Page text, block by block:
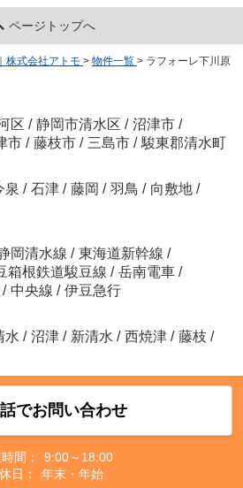
ページトップへ
株式会社アトモ > 物件一覧 > ラフォーレ下川原
区 / 静岡市清水区 / 沼津市 /
市 / 藤枝市 / 三島市 / 駿東郡清水町
泉 / 石津 / 藤岡 / 羽鳥 / 向敷地 /
岡清水線 / 東海道新幹線 /
箱根鉄道駿豆線 / 岳南電車 /
/ 中央線 / 伊豆急行
水 / 沼津 / 新清水 / 西焼津 / 藤枝 /
でお問い合わせ
間：
9:00～18:00
日：
年末・年始